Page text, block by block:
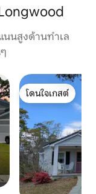
นนสูงด้านทำเล
โดนใจเกสต์
โดนใจเกสต์